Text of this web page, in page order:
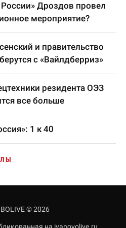
Дроздов провел
мероприятие?
и правительство
с «Вайлдберриз»
резидента ОЭЗ
все больше
1 к 40
© 2026